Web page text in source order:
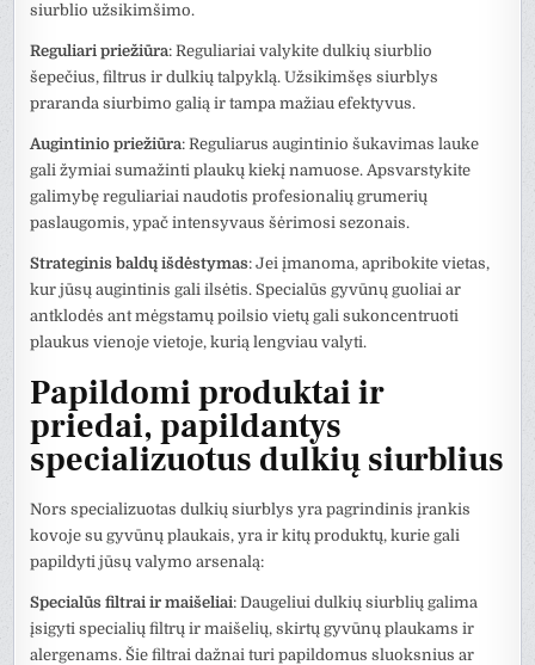
siurblio užsikimšimo.
Reguliari priežiūra: Reguliariai valykite dulkių siurblio
šepečius, filtrus ir dulkių talpyklą. Užsikimšęs siurblys
praranda siurbimo galią ir tampa mažiau efektyvus.
Augintinio priežiūra: Reguliarus augintinio šukavimas lauke
gali žymiai sumažinti plaukų kiekį namuose. Apsvarstykite
galimybę reguliariai naudotis profesionalių grumerių
paslaugomis, ypač intensyvaus šėrimosi sezonais.
Strateginis baldų išdėstymas: Jei įmanoma, apribokite vietas,
kur jūsų augintinis gali ilsėtis. Specialūs gyvūnų guoliai ar
antklodės ant mėgstamų poilsio vietų gali sukoncentruoti
plaukus vienoje vietoje, kurią lengviau valyti.
Papildomi produktai ir
priedai, papildantys
specializuotus dulkių siurblius
Nors specializuotas dulkių siurblys yra pagrindinis įrankis
kovoje su gyvūnų plaukais, yra ir kitų produktų, kurie gali
papildyti jūsų valymo arsenalą:
Specialūs filtrai ir maišeliai: Daugeliui dulkių siurblių galima
įsigyti specialių filtrų ir maišelių, skirtų gyvūnų plaukams ir
alergenams. Šie filtrai dažnai turi papildomus sluoksnius ar